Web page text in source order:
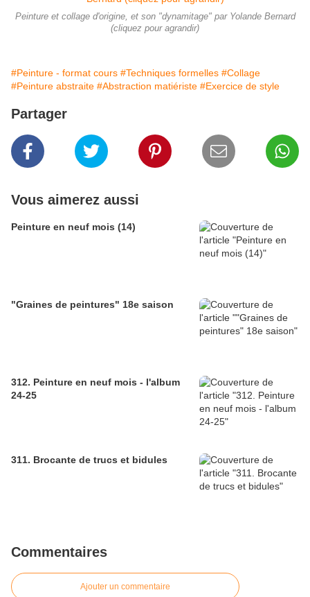
Peinture et collage d'origine, et son "dynamitage" par Yolande Bernard
(cliquez pour agrandir)
#Peinture - format cours #Techniques formelles #Collage
#Peinture abstraite #Abstraction matiériste #Exercice de style
Partager
Vous aimerez aussi
Peinture en neuf mois (14)
"Graines de peintures" 18e saison
312. Peinture en neuf mois - l'album
24-25
311. Brocante de trucs et bidules
Commentaires
Ajouter un commentaire